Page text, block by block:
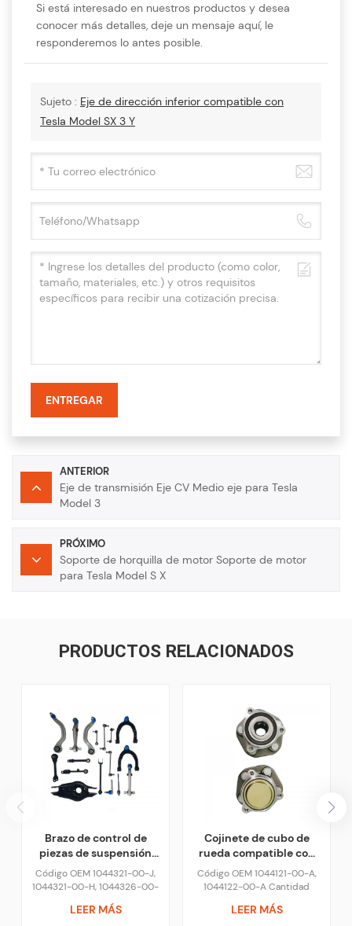
Si está interesado en nuestros productos y desea
conocer más detalles, deje un mensaje aquí, le
responderemos lo antes posible.
Sujeto : Eje de dirección inferior compatible con
Tesla Model SX 3 Y
ENTREGAR
ANTERIOR
Eje de transmisión Eje CV Medio eje para Tesla
Model 3
PRÓXIMO
Soporte de horquilla de motor Soporte de motor
para Tesla Model S X
PRODUCTOS RELACIONADOS
Brazo de control de
piezas de suspensión
compatible con Tesla
Model 3
Código OEM 1044321-00-J,
1044321-00-H, 1044326-00-
J, 1044326-00-H, 1044351-
00-C, 1044356-00-C,
LEER MÁS
Cojinete de cubo de
rueda compatible con
Tesla Model 3 Y
Código OEM 1044121-00-A,
1044122-00-A Cantidad
mínima de pedido 1 pieza
Plazo de pago 30% TT Pagar
LEER MÁS